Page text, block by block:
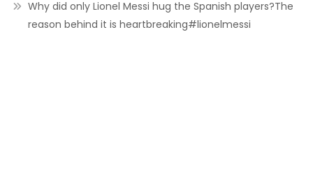
Why did only Lionel Messi hug the Spanish players?The
reason behind it is heartbreaking#lionelmessi